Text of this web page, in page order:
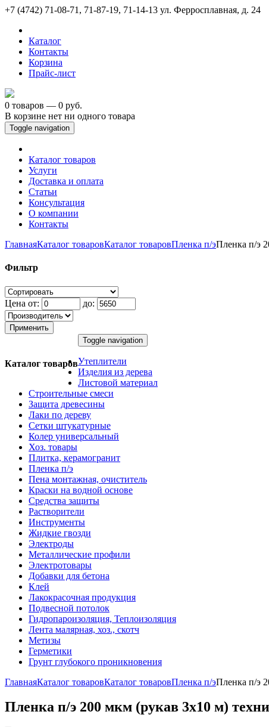
+7 (4742) 71-08-71, 71-87-19, 71-14-13 ул. Ферросплавная, д. 24
Каталог
Контакты
Корзина
Прайс-лист
0 товаров — 0 руб.
В корзине нет ни одного товара
Toggle navigation
Каталог товаров
Услуги
Доставка и оплата
Статьи
Консультация
О компании
Контакты
ГлавнаяКаталог товаровКаталог товаровПленка п/эПленка п/э
Фильтр
Цена от: до:
Применить
Каталог товаров
Toggle navigation
Утеплители
Изделия из дерева
Листовой материал
Строительные смеси
Защита древесины
Лаки по дереву
Сетки штукатурные
Колер универсальный
Хоз. товары
Плитка, керамогранит
Пленка п/э
Пена монтажная, очиститель
Краски на водной основе
Средства защиты
Растворители
Инструменты
Жидкие гвозди
Электроды
Металлические профили
Электротовары
Добавки для бетона
Клей
Лакокрасочная продукция
Подвесной потолок
Гидропароизоляция, Теплоизоляция
Лента малярная, хоз., скотч
Метизы
Герметики
Грунт глубокого проникновения
ГлавнаяКаталог товаровКаталог товаровПленка п/эПленка п/э
Пленка п/э 200 мкм (рукав 3х10 м)